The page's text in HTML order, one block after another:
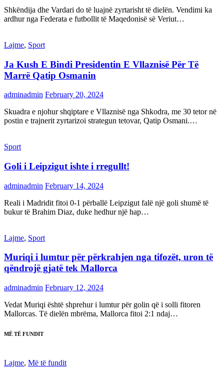
Shkëndija dhe Vardari do të luajnë zyrtarisht të dielën. Vendimi ka
ardhur nga Federata e futbollit të Maqedonisë së Veriut…
Lajme, Sport
Ja Kush E Bindi Presidentin E Vllaznisë Për Të
Marrë Qatip Osmanin
adminadmin February 20, 2024
Skuadra e njohur shqiptare e Vllaznisë nga Shkodra, me 30 tetor në
postin e trajnerit zyrtarizoi strategun tetovar, Qatip Osmani.…
Sport
Goli i Leipzigut ishte i rregullt!
adminadmin February 14, 2024
Reali i Madridit fitoi 0-1 përballë Leipzigut falë një goli shumë të
bukur të Brahim Diaz, duke hedhur një hap…
Lajme, Sport
Muriqi i lumtur për përkrahjen nga tifozët, uron të
qëndrojë gjatë tek Mallorca
adminadmin February 12, 2024
Vedat Muriqi është shprehur i lumtur për golin që i solli fitoren
Mallorcas. Të dielën mbrëma, Mallorca fitoi 2:1 ndaj…
MË TË FUNDIT
Lajme, Më të fundit